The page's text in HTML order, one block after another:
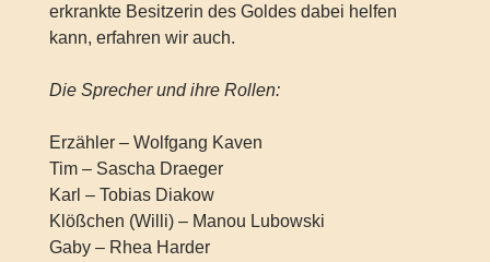
erkrankte Besitzerin des Goldes dabei helfen
kann, erfahren wir auch.
Die Sprecher und ihre Rollen:
Erzähler – Wolfgang Kaven
Tim – Sascha Draeger
Karl – Tobias Diakow
Klößchen (Willi) – Manou Lubowski
Gaby – Rhea Harder